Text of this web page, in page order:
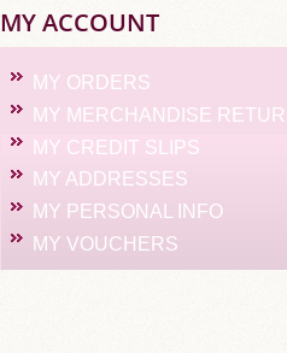
MY ACCOUNT
MY ORDERS
MY MERCHANDISE
MY CREDIT SLIPS
MY ADDRESSES
MY PERSONAL INFO
MY VOUCHERS